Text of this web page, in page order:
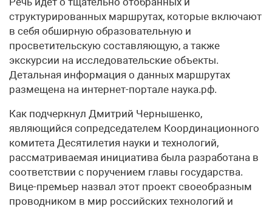
структурированных маршрутах, которые включают
в себя обширную образовательную и
просветительскую составляющую, а также
экскурсии на исследовательские объекты.
Детальная информация о данных маршрутах
размещена на интернет-портале наука.рф.
Как подчеркнул Дмитрий Чернышенко,
являющийся сопредседателем Координационного
комитета Десятилетия науки и технологий,
рассматриваемая инициатива была разработана в
соответствии с поручением главы государства.
Вице-премьер назвал этот проект своеобразным
проводником в мир российских технологий и